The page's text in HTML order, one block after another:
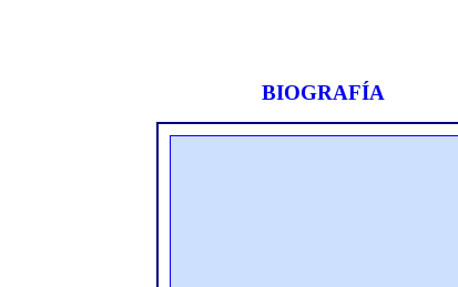
BIOGRAFÍA